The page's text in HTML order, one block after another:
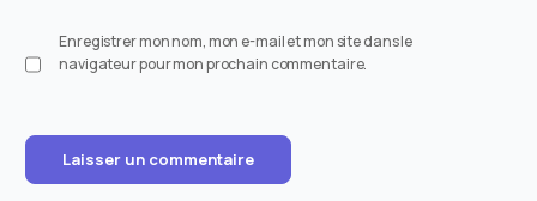
Enregistrer mon nom, mon e-mail et mon site dans le
navigateur pour mon prochain commentaire.